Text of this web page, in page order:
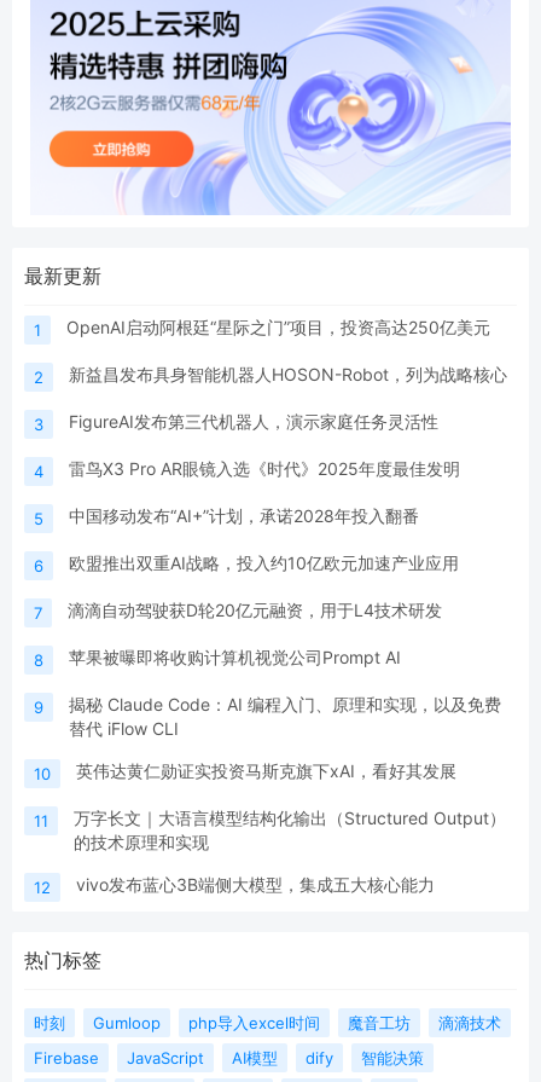
最新更新
1 OpenAI启动阿根廷“星际之门”项目，投资高达250亿美元
2 新益昌发布具身智能机器人HOSON-Robot，列为战略核心
3 FigureAI发布第三代机器人，演示家庭任务灵活性
4 雷鸟X3 Pro AR眼镜入选《时代》2025年度最佳发明
5 中国移动发布“AI+”计划，承诺2028年投入翻番
6 欧盟推出双重AI战略，投入约10亿欧元加速产业应用
7 滴滴自动驾驶获D轮20亿元融资，用于L4技术研发
8 苹果被曝即将收购计算机视觉公司Prompt AI
9
揭秘 Claude Code：AI 编程入门、原理和实现，以及免费
替代 iFlow CLI
10 英伟达黄仁勋证实投资马斯克旗下xAI，看好其发展
11
万字长文｜大语言模型结构化输出（Structured Output）
的技术原理和实现
12 vivo发布蓝心3B端侧大模型，集成五大核心能力
热门标签
时刻 Gumloop php导入excel时间 魔音工坊
滴滴技术
Firebase
JavaScript AI模型 dify 智能决策